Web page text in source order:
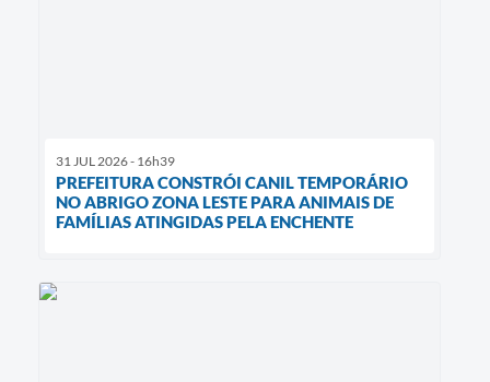
31 JUL 2026 - 16h39
PREFEITURA CONSTRÓI CANIL TEMPORÁRIO
NO ABRIGO ZONA LESTE PARA ANIMAIS DE
FAMÍLIAS ATINGIDAS PELA ENCHENTE